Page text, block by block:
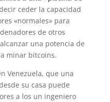
ceder la capacidad
«normales» para
de otros
una potencia de
minar bitcoins.
Venezuela, que una
su casa puede
a los un ingeniero